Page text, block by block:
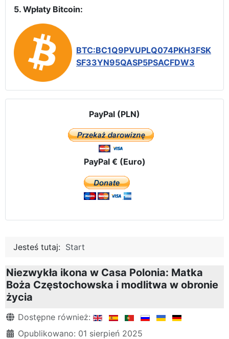
5. Wpłaty Bitcoin:
BTC:BC1Q9PVUPLQ074PKH3FSK
SF33YN95QASP5PSACFDW3
PayPal (PLN)
PayPal € (Euro)
Jesteś tutaj: Start
Niezwykła ikona w Casa Polonia: Matka
Boża Częstochowska i modlitwa w obronie
życia
Szczegóły
Dostępne również:
Opublikowano: 01 sierpień 2025